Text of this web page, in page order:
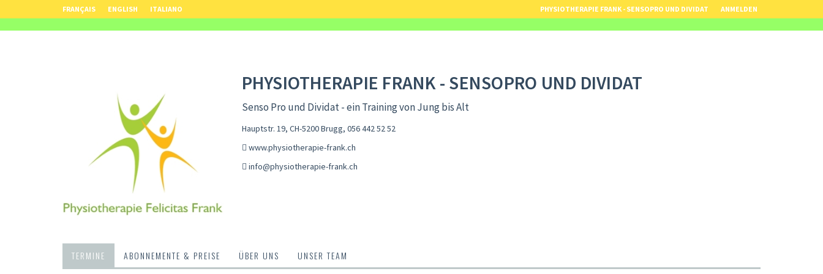
FRANÇAIS ENGLISH ITALIANO PHYSIOTHERAPIE FRANK - SENSOPRO UND DIVIDAT ANMELDEN
PHYSIOTHERAPIE FRANK - SENSOPRO UND DIVIDAT
Senso Pro und Dividat - ein Training von Jung bis Alt
Hauptstr. 19, CH-5200 Brugg, 056 442 52 52
www.physiotherapie-frank.ch
info@physiotherapie-frank.ch
TERMINE ABONNEMENTE & PREISE ÜBER UNS UNSER TEAM